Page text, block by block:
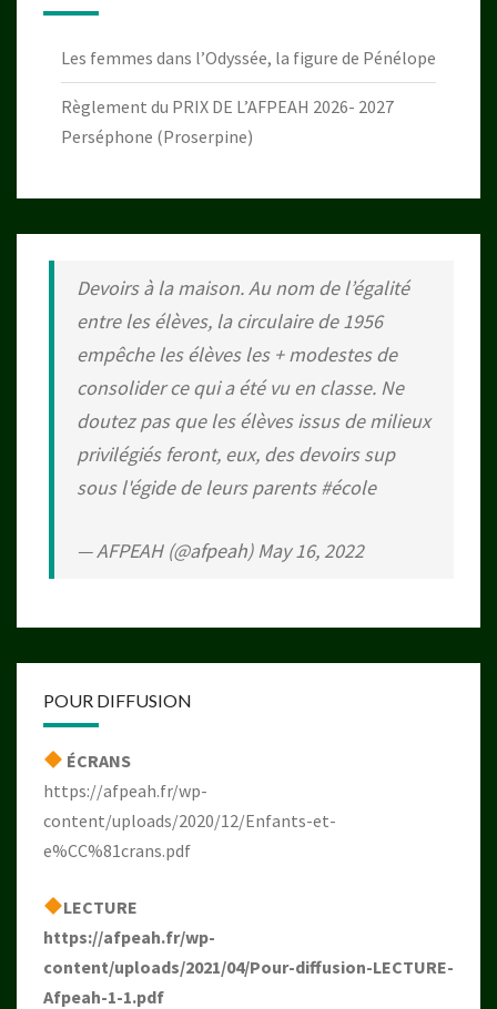
Les femmes dans l’Odyssée, la figure de Pénélope
Règlement du PRIX DE L’AFPEAH 2026- 2027
Perséphone (Proserpine)
Devoirs à la maison. Au nom de l’égalité
entre les élèves, la circulaire de 1956
empêche les élèves les + modestes de
consolider ce qui a été vu en classe. Ne
doutez pas que les élèves issus de milieux
privilégiés feront, eux, des devoirs sup
sous l'égide de leurs parents#école
— AFPEAH (@afpeah) May 16, 2022
POUR DIFFUSION
ÉCRANS
https://afpeah.fr/wp-
content/uploads/2020/12/Enfants-et-
e%CC%81crans.pdf
LECTURE
https://afpeah.fr/wp-
content/uploads/2021/04/Pour-diffusion-LECTURE-
Afpeah-1-1.pdf